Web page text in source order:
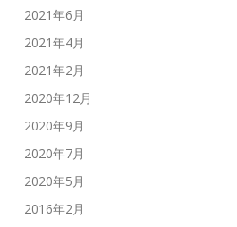
2021年6月
2021年4月
2021年2月
2020年12月
2020年9月
2020年7月
2020年5月
2016年2月